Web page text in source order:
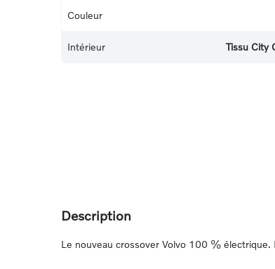
Couleur
Intérieur Tissu City
Description
Le nouveau crossover Volvo 100 %